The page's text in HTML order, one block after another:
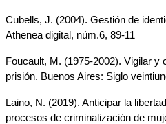
Cubells, J. (2004). Gestión de
Athenea digital, núm.6, 89-11
Foucault, M. (1975-2002). Vigilar y
prisión. Buenos Aires: Siglo
Laino, N. (2019). Anticipar la
procesos de criminalización de